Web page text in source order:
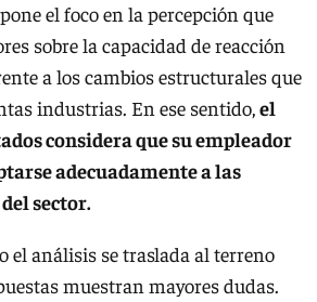
el foco en la percepción que
sobre la capacidad de reacción
a los cambios estructurales que
industrias. En ese sentido,el
considera que su empleador
adecuadamente a las
sector.
el análisis se traslada al terreno
muestran mayores dudas.